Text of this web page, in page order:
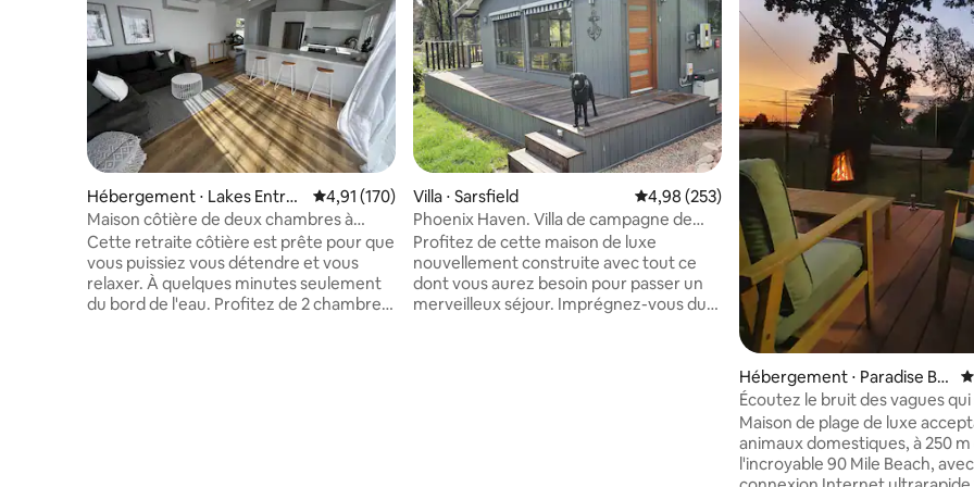
Hébergement ⋅ Lakes Entran
ce
Évaluation moyenne sur la base de 170 commentaires : 4,91 sur 5
4,91 (170)
Maison côtière de deux chambres à
quelques minutes du bord de l'eau
Cette retraite côtière est prête pour que
vous puissiez vous détendre et vous
relaxer. À quelques minutes seulement
du bord de l'eau. Profitez de 2 chambres
Villa ⋅ Sarsfield Évaluation moyenne sur la base de 253
4,98 (253)
Phoenix Haven. Villa de campagne de
luxe avec deux chambres
Profitez de cette maison de luxe
nouvellement construite avec tout ce
dont vous aurez besoin pour passer un
merveilleux séjour. Imprégnez-vous du
Hébergement ⋅ Paradise Be
ach
Écoutez le bruit des vagues qui
sur le rivage.
Maison de plage de luxe
animaux domestiques, à 250 m
l'incroyable 90 Mile Beach, avec